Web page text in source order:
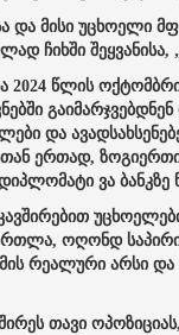
და მისი უცხოელი
ჩიხში
2024 წლის
და
ერთად,
ვა ბანკზე
ოღონდ
რეალური არსი
თავი